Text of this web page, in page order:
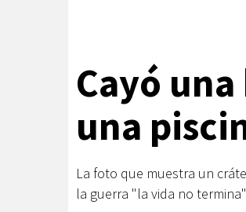
Cayó
una
La foto que muestra un
la guerra "la vida no